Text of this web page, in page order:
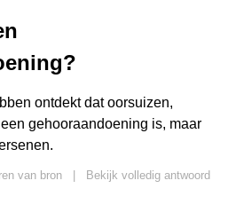
ontdekt dat oorsuizen,
gehooraandoening is, maar
van bron
Bekijk volledig antwoord